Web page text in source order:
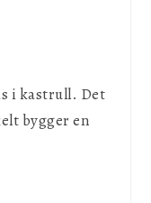
i kastrull. Det
bygger en